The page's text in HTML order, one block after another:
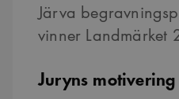
Järva
vinner Landmärket
Juryns motivering